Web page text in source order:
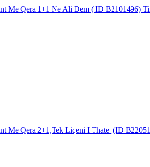
Me Qera 1+1 Ne Ali Dem ( ID B2101496)
Me Qera 2+1,Tek Liqeni I Thate ,(ID